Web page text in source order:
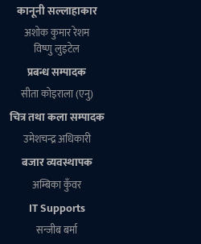
कानूनी सल्लाहाकार
अशाेक कुमार रेशम
विष्णु लुइटेल
प्रबन्ध सम्पादक
सीता काेइराला (एनु)
चित्र तथा कला सम्पादक
उमेशचन्द्र अधिकारी
बजार व्यवस्थापक
अम्बिका कुँवर
IT Supports
सन्जीब बर्मा